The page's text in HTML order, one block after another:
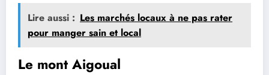
Lire aussi : Les marchés locaux à ne pas rater
pour manger sain et local
Le mont Aigoual